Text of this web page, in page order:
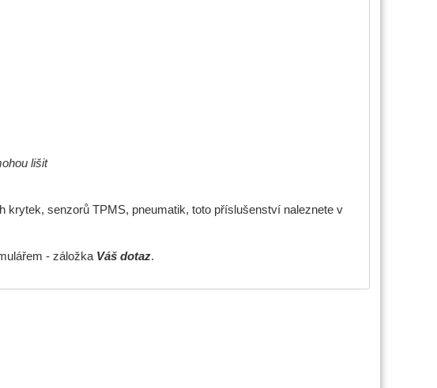
lišit
senzorů TPMS, pneumatik, toto příslušenství naleznete v
- záložka Váš dotaz.